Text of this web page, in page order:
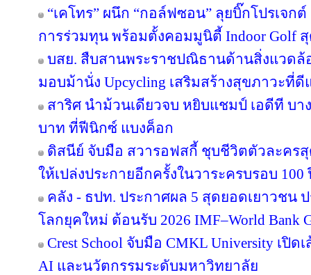
“เคโทร” ผนึก “กอล์ฟซอน” ลุยบิ๊กโปรเจกต์
การร่วมทุน พร้อมตั้งคอมมูนิตี้ Indoor Golf
บสย. สืบสานพระราชปณิธานด้านสิ่งแวดล้
มอบม้านั่ง Upcycling เสริมสร้างสุขภาวะที่ดี
สาริศ นำม้วนเดียวจบ หยิบแชมป์ เอดีที บา
บาท ที่ฟีนิกซ์ แบงค็อก
ดิสนีย์ จับมือ สวารอฟสกี้ ชุบชีวิตตัวละคร
ให้เปล่งประกายอีกครั้งในวาระครบรอบ 100
คลัง - ธปท. ประกาศผล 5 สุดยอดเยาวชน
โลกยุคใหม่ ต้อนรับ 2026 IMF–World Bank
Crest School จับมือ CMKL University เปิ
AI และนวัตกรรมระดับมหาวิทยาลัย